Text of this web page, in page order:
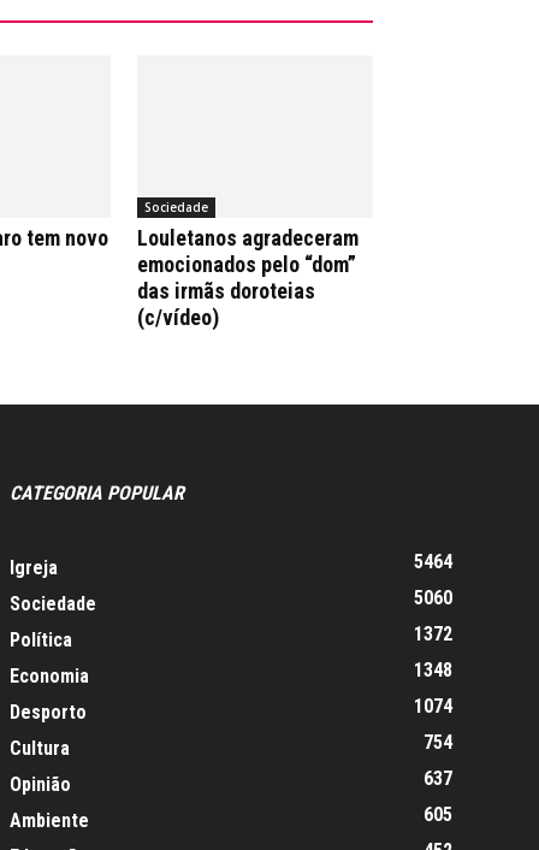
tem novo
Sociedade
Louletanos agradeceram
emocionados pelo “dom”
das irmãs doroteias
(c/vídeo)
CATEGORIA POPULAR
Igreja
5464
Sociedade
5060
Política
1372
Economia
1348
Desporto
1074
Cultura
754
Opinião
637
Ambiente
605